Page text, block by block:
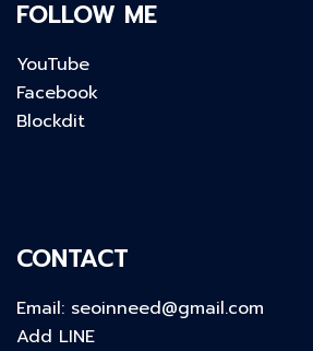
FOLLOW ME
YouTube
Facebook
Blockdit
CONTACT
Email: seoinneed@gmail.com
Add LINE